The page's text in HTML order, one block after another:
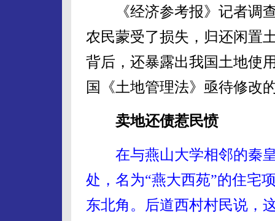
《经济参考报》记者调查
农民蒙受了损失，归还闲置
背后，还暴露出我国土地使
国《土地管理法》亟待修改
卖地还债惹民愤
在与燕山大学相邻的秦
处，名为“燕大西苑”的住宅
东北角。后道西村村民说，